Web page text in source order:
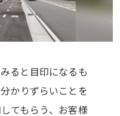
ると目印になるも
かりずらいことを
てもらう、お客様